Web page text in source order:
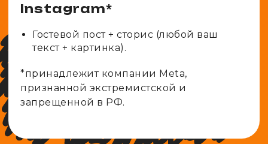
Instagram*
Гостевой пост + сторис (любой ваш
текст + картинка).
*принадлежит компании Meta,
признанной экстремистской и
запрещенной в РФ.